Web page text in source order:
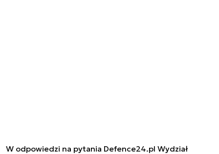
W odpowiedzi na pytania Defence24.pl Wydział